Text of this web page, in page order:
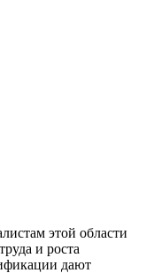
этой области
и роста
дают